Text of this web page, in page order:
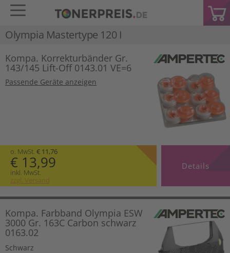
Olympia Mastertype 120 I
Kompa. Korrekturbänder Gr.
143/145 Lift-Off 0143.01 VE=6
Passende Geräte anzeigen
o. MwSt. € 11,76
€ 13,99
inkl. MwSt.
zzgl. Versand
Details
Kompa. Farbband Olympia ESW
3000 Gr. 163C Carbon schwarz
0163.02
Schwarz